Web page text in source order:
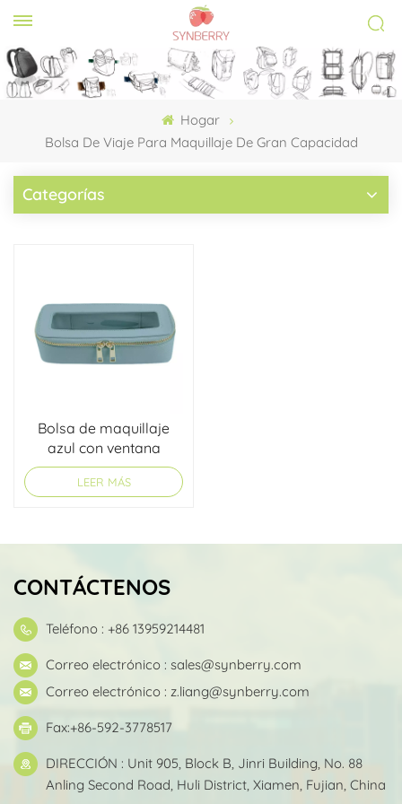
Hogar
Bolsa De Viaje Para Maquillaje De Gran Capacidad
Categorías
Bolsa de maquillaje
azul con ventana
transparente
LEER MÁS
CONTÁCTENOS
Teléfono : +86 13959214481
Correo electrónico : sales@synberry.com
Correo electrónico : z.liang@synberry.com
Fax:+86-592-3778517
DIRECCIÓN : Unit 905, Block B, Jinri Building, No. 88
Anling Second Road, Huli District, Xiamen, Fujian, China